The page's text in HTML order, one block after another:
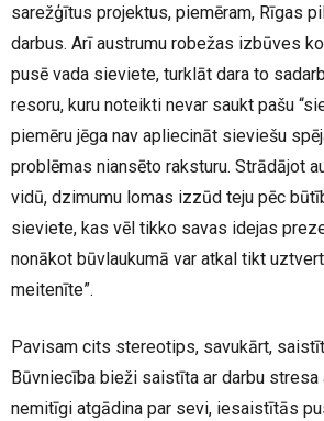
sarežģītus projektus, piemēram, Rīgas
darbus. Arī austrumu robežas izbūves
pusē vada sieviete, turklāt dara to
resoru, kuru noteikti nevar saukt pašu
piemēru jēga nav apliecināt sieviešu
problēmas niansēto raksturu. Strādājot
vidū, dzimumu lomas izzūd teju pēc
sieviete, kas vēl tikko savas idejas
nonākot būvlaukumā var atkal tikt
meitenīte”.
Pavisam cits stereotips, savukārt,
Būvniecība bieži saistīta ar darbu
nemitīgi atgādina par sevi, iesaistītās